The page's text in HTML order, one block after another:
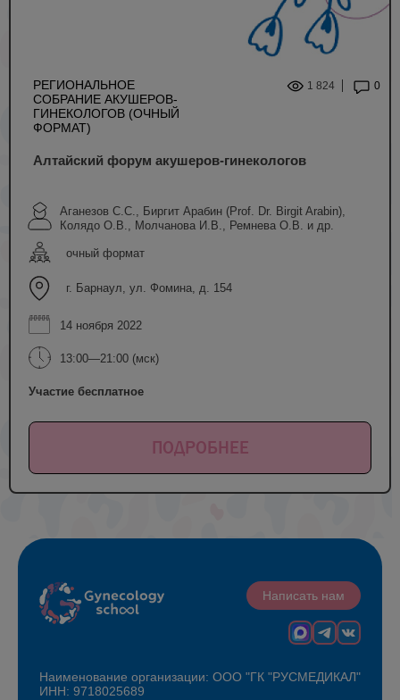
РЕГИОНАЛЬНОЕ
СОБРАНИЕ АКУШЕРОВ-
ГИНЕКОЛОГОВ (ОЧНЫЙ
ФОРМАТ)
1 824 0
Алтайский форум акушеров-гинекологов
Аганезов С.С., Биргит Арабин (Prof. Dr. Birgit Arabin),
Колядо О.В., Молчанова И.В., Ремнева О.В. и др.
очный формат
г. Барнаул, ул. Фомина, д. 154
14 ноября 2022
13:00—21:00 (мск)
Участие бесплатное
ПОДРОБНЕЕ
Написать нам
Наименование организации: ООО "ГК "РУСМЕДИКАЛ"
ИНН: 9718025689